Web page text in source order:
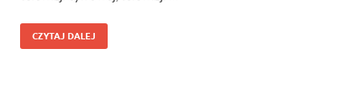
CZYTAJ DALEJ